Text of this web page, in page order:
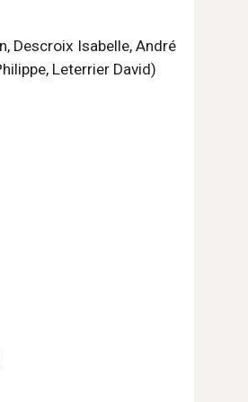
Leterrier David)